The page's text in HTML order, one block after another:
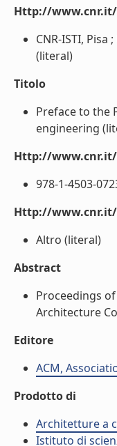
Http://
CNR-ISTI,
(literal)
Titolo
Preface to the
engineering
Http://
978-1-4503-
Http://
Altro (literal)
Abstract
Proceedings
Architecture
Editore
ACM,
Prodotto di
Architetture a
Istituto di